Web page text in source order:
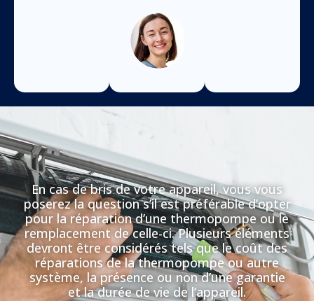
En cas de bris de votre appareil, vous vous
poserez la question s’il est préférable d’opter
pour la réparation d’une thermopompe ou le
remplacement de celle-ci. Plusieurs éléments
devront être considérés tels que le coût des
réparations de la thermopompe ou autre
système, la présence ou non d’une garantie
et la durée de vie de l’appareil.